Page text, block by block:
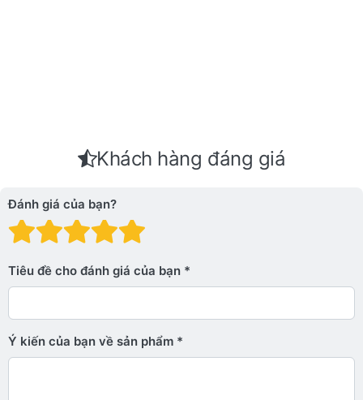
Khách hàng đáng giá
Đánh giá của bạn?
Đánh giá: 4 trên 5
Đánh giá: 3 trên 5 sao.
Đánh giá: 2 trên 5 sao.
Đánh giá: 1 trên 5 sao. Xấu
Tiêu đề cho đánh giá của bạn
Ý kiến ​​của bạn về sản phẩm